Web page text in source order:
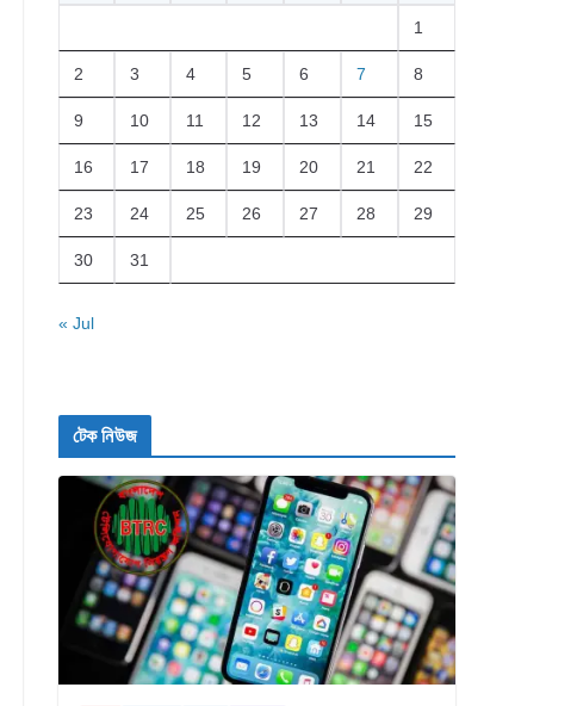
1
2 3 4 5 6 7 8
9 10 11 12 13 14 15
16 17 18 19 20 21 22
23 24 25 26 27 28 29
30 31
« Jul
টেক নিউজ